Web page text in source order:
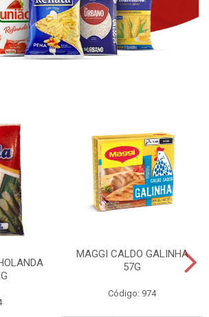
MAGGI CALDO GALINHA
57G
Código: 974